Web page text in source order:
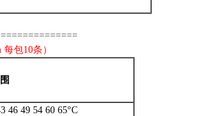
每包10条）
46 49 54 60 65°C